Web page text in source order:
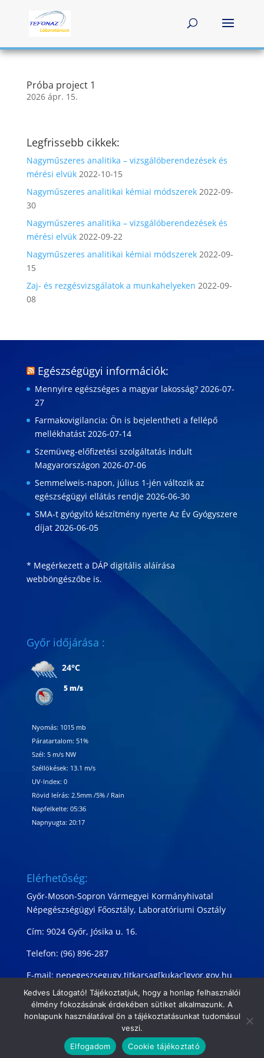
Próba project 1
2026 ápr. 15.
Legfrissebb cikkek:
Nagyműszeres analitika – vizsgálóberendezések és
mérési elvük 2022-10-15
Nagyműszeres analitikai kémiai módszerek 2022-09-
30
Nagyműszeres analitika – vizsgálóberendezések és
mérési elvük 2022-09-22
Nagyműszeres analitikai kémiai módszerek 2022-09-
15
Zaj- és rezgésvizsgálatok a munkahelyeken 2022-09-
08
Egészségügyi információk:
Mennyire egészséges a magyar lakosság? 2026-07-
27
Farmakovigilancia: Ön is bejelentheti a fellépő
mellékhatást 2026-07-14
Szemüveg-előfizetési szolgáltatás indult
Magyarországon 2026-07-06
Semmelweis-napon, július 1-jén változik az
egészségügyi ellátás rendje 2026-06-30
SMA-t gyógyító készítmény nyerte Az Év Gyógyszere
díjat 2026-06-05
* Megérkezett a DÁP digitális aláírása
webböngészőbe is.
Győr időjárása :
24°C
5 m/s
Nyomás: 1015 mb
Páratartalom: 51%
Szél: 5 m/s NW
Széllökések: 13.1 m/s
UV-Index: 0
Rövid leírás: 2.5mm/5%/ Rain
Napfelkelte: 05:36
Napnyugta: 20:17
Elérhetőség:
Győr-Moson-Sopron Vármegyei Kormányhivatal
Népegészségügyi Főosztály, Laboratóriumi Osztály
Cím: 9024 Győr, Jósika u. 16.
Telefon: (96) 896-287
E-mail: nepegeszsegugy.titkarsag[kukac]gyor.gov.hu
GYMSVKH Informatikai Osztály 2022-2026.
Kedves Látogató! Tájékoztatjuk, hogy a honlap felhasználói
élmény fokozásának érdekében sütiket alkalmazunk. A
honlapunk használatával ön a tájékoztatásunkat tudomásul
veszi.
Elfogadom
Cookie tájékoztató